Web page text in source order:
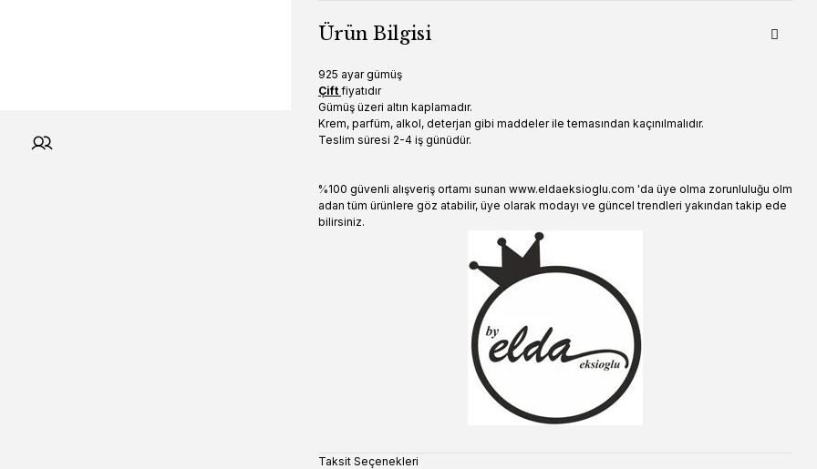
Ürün Bilgisi
925 ayar gümüş
Çift fiyatıdır
Gümüş üzeri altın kaplamadır.
Krem, parfüm, alkol, deterjan gibi maddeler ile temasından kaçınılmalıdır.
Teslim süresi 2-4 iş günüdür.
%100 güvenli alışveriş ortamı sunan www.eldaeksioglu.com 'da üye olma zorunluluğu olm
adan tüm ürünlere göz atabilir, üye olarak modayı ve güncel trendleri yakından takip ede
bilirsiniz.
Taksit Seçenekleri